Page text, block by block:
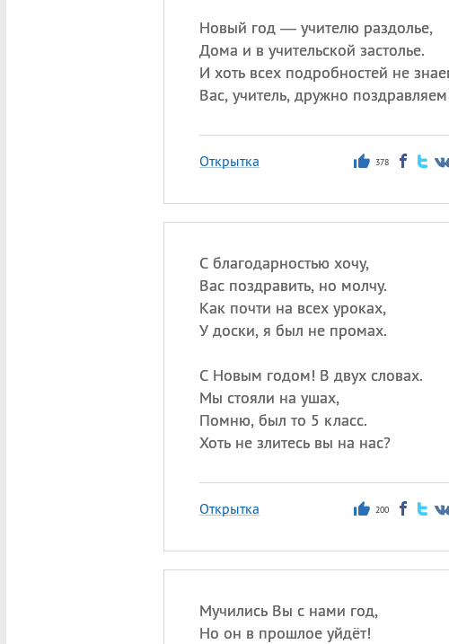
Новый год — учителю раздолье,
Дома и в учительской застолье.
И хоть всех подробностей не
Вас, учитель, дружно
Открытка 378
С благодарностью хочу,
Вас поздравить, но молчу.
Как почти на всех уроках,
У доски, я был не промах.
С Новым годом! В двух словах.
Мы стояли на ушах,
Помню, был то 5 класс.
Хоть не злитесь вы на нас?
Открытка 200
Мучились Вы с нами год,
Но он в прошлое уйдёт!